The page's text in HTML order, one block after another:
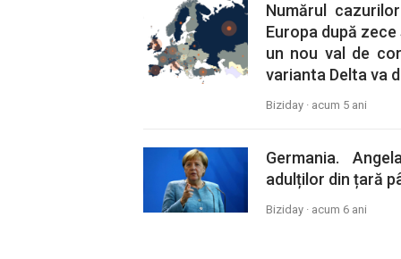
Numărul
Europa după
un nou val de
varianta Delta va
Biziday · acum 5 ani
Germania.
adulților din țară
Biziday · acum 6 ani